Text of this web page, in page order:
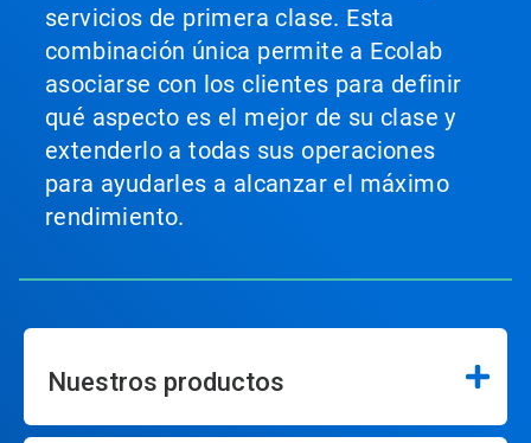
servicios de primera clase. Esta
combinación única permite a Ecolab
asociarse con los clientes para definir
qué aspecto es el mejor de su clase y
extenderlo a todas sus operaciones
para ayudarles a alcanzar el máximo
rendimiento.
Nuestros productos